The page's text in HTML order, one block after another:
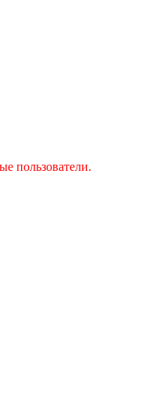
пользователи.